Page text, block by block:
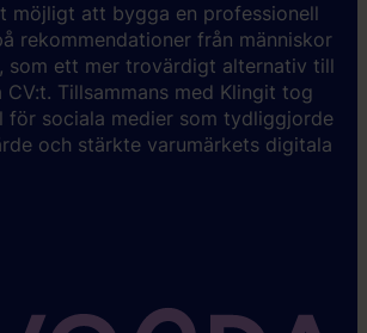
möjligt att bygga en professionell
rekommendationer från människor
som ett mer trovärdigt alternativ till
Tillsammans med Klingit tog
för sociala medier som tydliggjorde
och stärkte varumärkets digitala